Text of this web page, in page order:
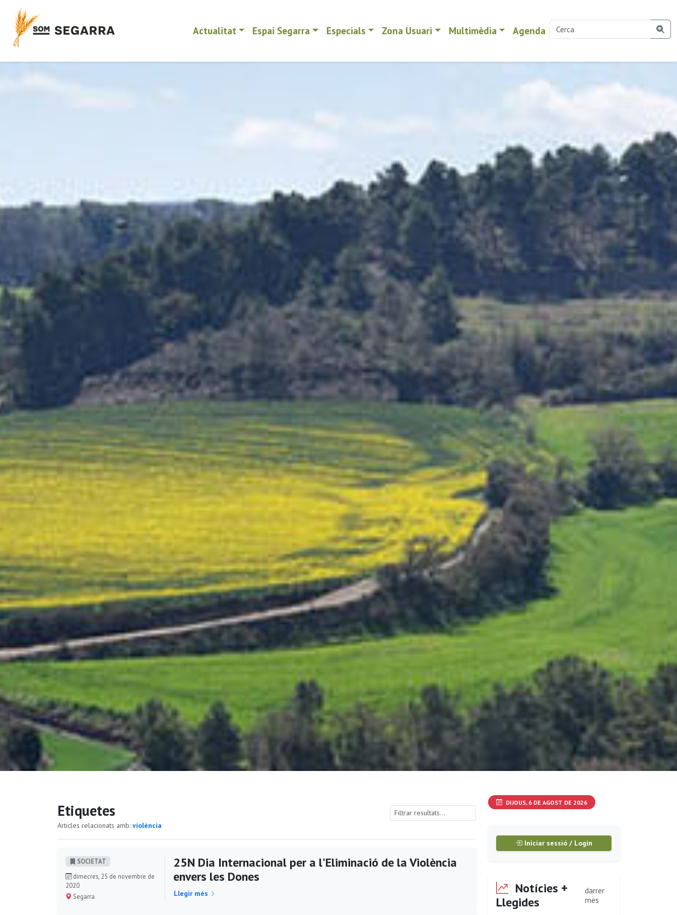
Actualitat Espai Segarra Especials Zona Usuari Multimèdia Agenda
Etiquetes
Articles relacionats amb: violència
SOCIETAT
dimecres, 25 de novembre de
2020
Segarra
25N Dia Internacional per a l'Eliminació de la Violència
envers les Dones
Llegir més
DIJOUS, 6 DE AGOST DE 2026
Iniciar sessió / Login
Notícies +
Llegides
darrer
mes